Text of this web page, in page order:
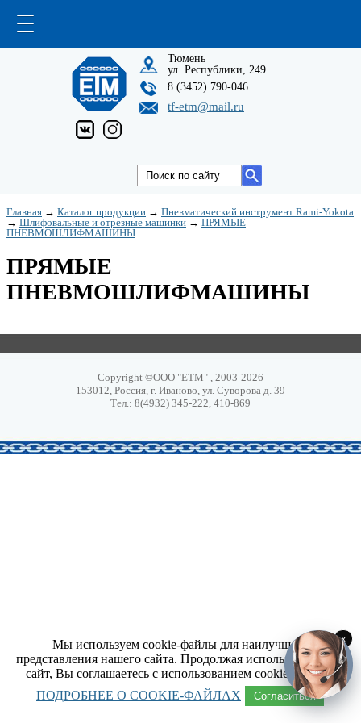
Тюмень
ул. Республики, 249
8 (3452) 790-046
tf-etm@mail.ru
Главная → Каталог продукции → Пневматический инструмент Rami-Yokota
→ Шлифовальные и отрезные машинки → ПРЯМЫЕ
ПНЕВМОШЛИФМАШИНЫ
ПРЯМЫЕ
ПНЕВМОШЛИФМАШИНЫ
Copyright ©ООО "ЕТМ" , 2003-2026
153012, Россия, г. Иваново, ул. Суворова д. 39
Тел.: 8(4932) 345-222, 410-869
Мы используем cookie-файлы для наилучшего
представления нашего сайта. Продолжая использовать наш
сайт, Вы соглашаетесь с использованием cookie-файлов.
ПОДРОБНЕЕ О COOKIE-ФАЙЛАХ
Согласиться
x